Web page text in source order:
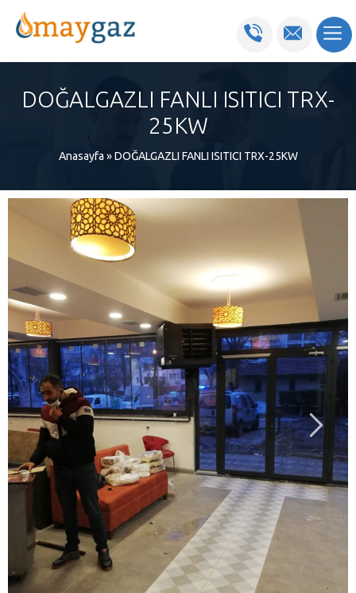
DOĞALGAZLI FANLI ISITICI TRX-
25KW
Anasayfa »DOĞALGAZLI FANLI ISITICI TRX-25KW